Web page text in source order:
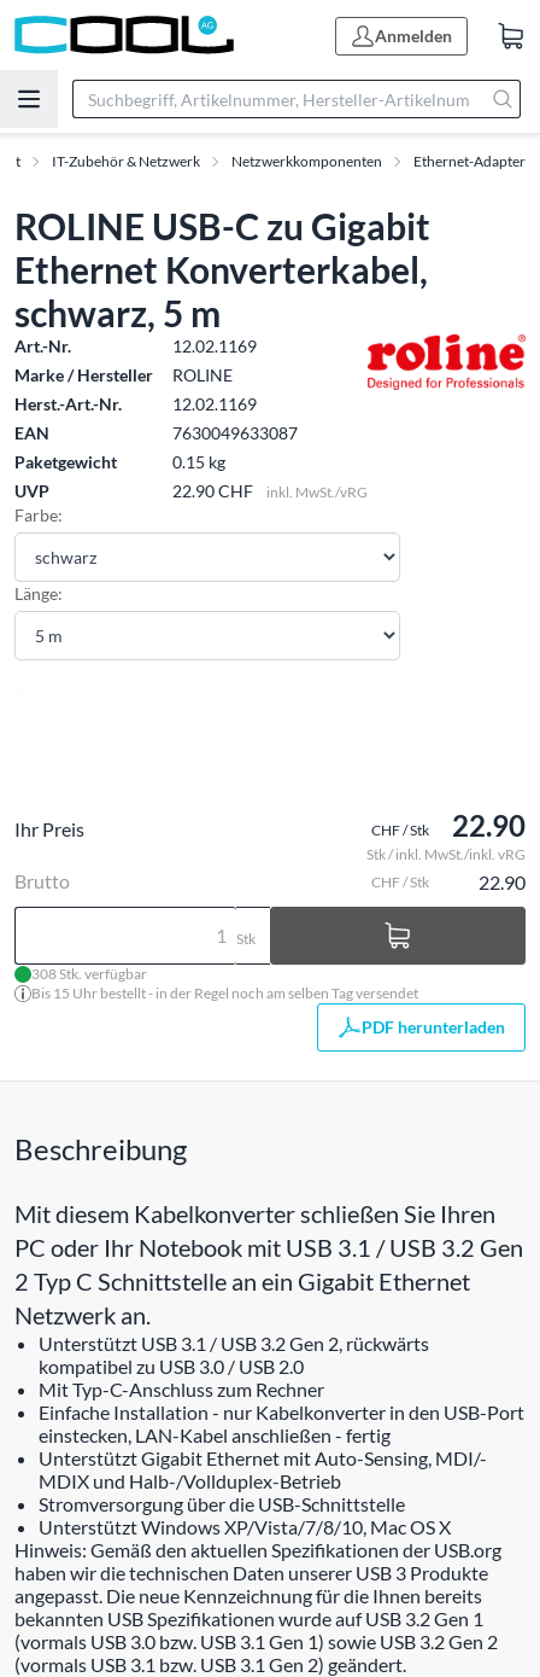
Anmelden
IT-Zubehör & Netzwerk Netzwerkkomponenten Ethernet-Adapter
ROLINE USB-C zu Gigabit
Ethernet Konverterkabel,
schwarz, 5 m
Art.-Nr.
12.02.1169
Marke / Hersteller
ROLINE
Herst.-Art.-Nr.
12.02.1169
EAN
7630049633087
Paketgewicht
0.15 kg
UVP
22.90 CHF inkl. MwSt./vRG
Farbe:
Länge:
Ihr Preis CHF / Stk 22.90
Stk / inkl. MwSt./inkl. vRG
Brutto CHF / Stk 22.90
Stk
308 Stk. verfügbar
Bis 15 Uhr bestellt - in der Regel noch am selben Tag versendet
PDF herunterladen
Beschreibung
Mit diesem Kabelkonverter schließen Sie Ihren
PC oder Ihr Notebook mit USB 3.1 / USB 3.2 Gen
2 Typ C Schnittstelle an ein Gigabit Ethernet
Netzwerk an.
Unterstützt USB 3.1 / USB 3.2 Gen 2, rückwärts
kompatibel zu USB 3.0 / USB 2.0
Mit Typ-C-Anschluss zum Rechner
Einfache Installation - nur Kabelkonverter in den USB-Port
einstecken, LAN-Kabel anschließen - fertig
Unterstützt Gigabit Ethernet mit Auto-Sensing, MDI/-
MDIX und Halb-/Vollduplex-Betrieb
Stromversorgung über die USB-Schnittstelle
Unterstützt Windows XP/Vista/7/8/10, Mac OS X
Hinweis: Gemäß den aktuellen Spezifikationen der USB.org
haben wir die technischen Daten unserer USB 3 Produkte
angepasst. Die neue Kennzeichnung für die Ihnen bereits
bekannten USB Spezifikationen wurde auf USB 3.2 Gen 1
(vormals USB 3.0 bzw. USB 3.1 Gen 1) sowie USB 3.2 Gen 2
(vormals USB 3.1 bzw. USB 3.1 Gen 2) geändert.